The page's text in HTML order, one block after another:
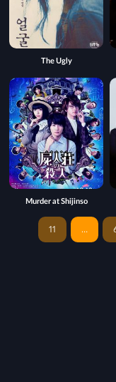
The Ugly
Murder at Shijinso
…
11